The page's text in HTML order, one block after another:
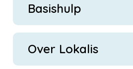
Basishulp
Over Lokalis